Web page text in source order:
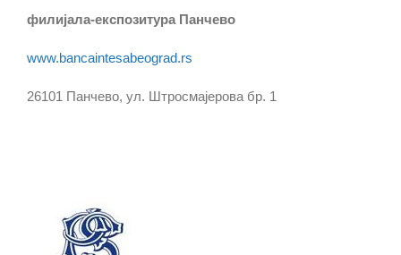
филијала-експозитура Панчево
www.bancaintesabeograd.rs
26101 Панчево, ул. Штросмајерова бр. 1